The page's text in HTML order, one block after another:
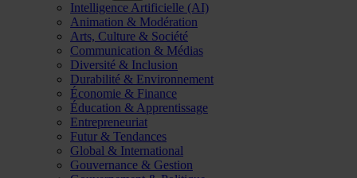
Intelligence Artificielle (AI)
Animation & Modération
Arts, Culture & Société
Communication & Médias
Diversité & Inclusion
Durabilité & Environnement
Économie & Finance
Éducation & Apprentissage
Entrepreneuriat
Futur & Tendances
Global & International
Gouvernance & Gestion